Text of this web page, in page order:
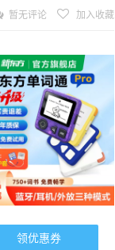
暂无评论 加入收藏
领优惠券